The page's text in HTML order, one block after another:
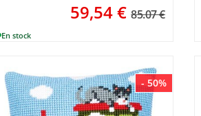
59,54€ 85.07 €
- 50%